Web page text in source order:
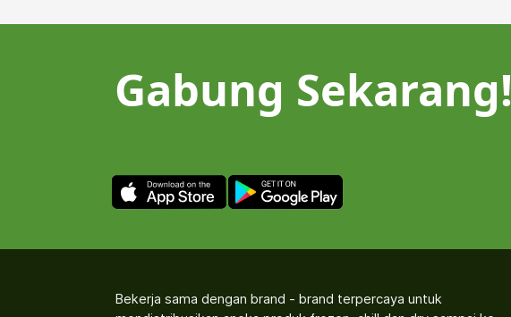
Gabung Sekarang!
Bekerja sama dengan brand - brand terpercaya untuk